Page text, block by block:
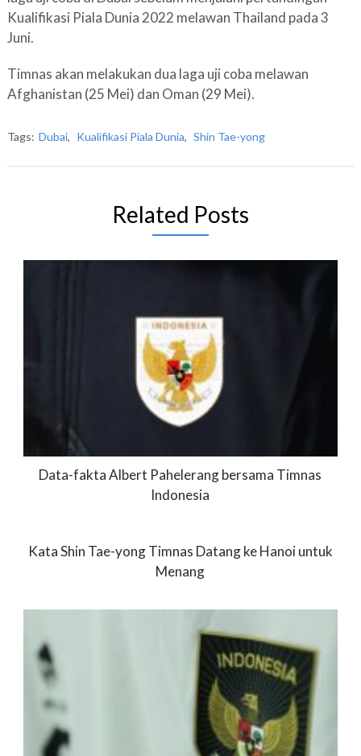
Kualifikasi Piala Dunia 2022 melawan Thailand pada 3
Juni.
Timnas akan melakukan dua laga uji coba melawan
Afghanistan (25 Mei) dan Oman (29 Mei).
Tags: Dubai, Kualifikasi Piala Dunia, Shin Tae-yong
Related Posts
Data-fakta Albert Pahelerang bersama Timnas
Indonesia
Kata Shin Tae-yong Timnas Datang ke Hanoi untuk
Menang